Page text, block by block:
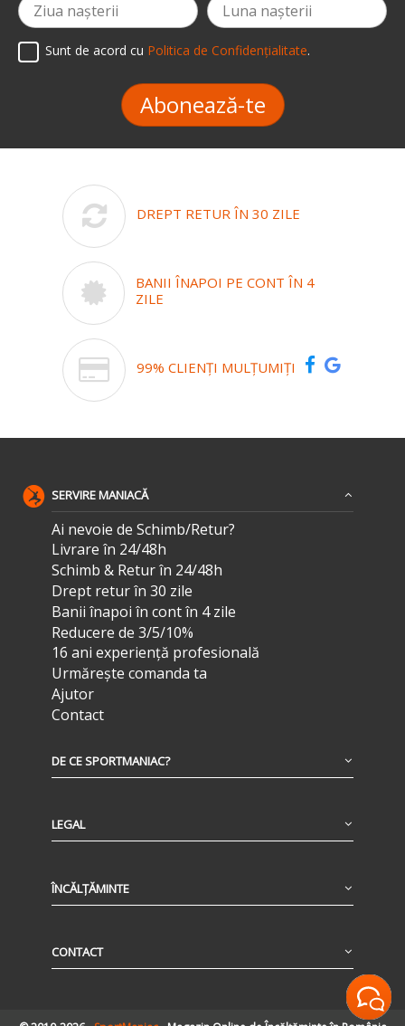
Sunt de acord cu Politica de Confidențialitate.
Abonează-te
DREPT RETUR ÎN 30 ZILE
BANII ÎNAPOI PE CONT ÎN 4
ZILE
99% CLIENȚI MULȚUMIȚI
SERVIRE MANIACĂ
Ai nevoie de Schimb/Retur?
Livrare în 24/48h
Schimb & Retur în 24/48h
Drept retur în 30 zile
Banii înapoi în cont în 4 zile
Reducere de 3/5/10%
16 ani experiență profesională
Urmărește comanda ta
Ajutor
Contact
DE CE SPORTMANIAC?
LEGAL
ÎNCĂLȚĂMINTE
CONTACT